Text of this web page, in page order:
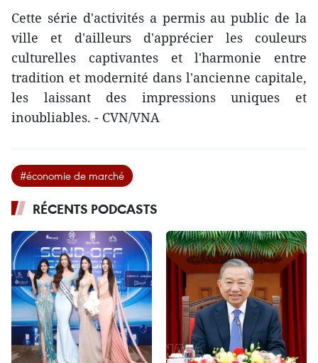
Cette série d'activités a permis au public de la
ville et d'ailleurs d'apprécier les couleurs
culturelles captivantes et l'harmonie entre
tradition et modernité dans l'ancienne capitale,
les laissant des impressions uniques et
inoubliables. - CVN/VNA
#économie de marché
RÉCENTS PODCASTS